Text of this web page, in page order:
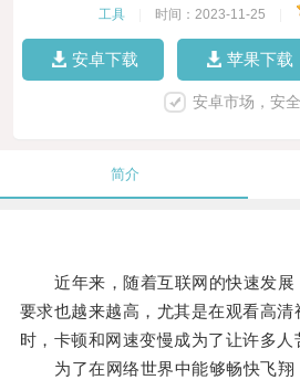
工具 时间：2023-11-25
安卓下载 苹果下载
安卓市场，安
简介
近年来，随着互联网的快速发展
要求也越来越高，尤其是在观看高
时，卡顿和网速变慢成为了让许多人
为了在网络世界中能够畅快飞翔